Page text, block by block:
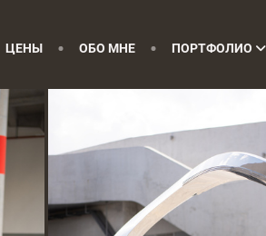
ЦЕНЫ ОБО МНЕ ПОРТФОЛИО